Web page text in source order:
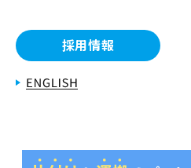
採用情報